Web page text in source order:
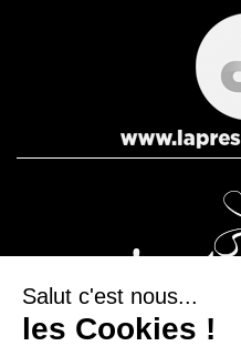
Salut c'est nous...
les Cookies !